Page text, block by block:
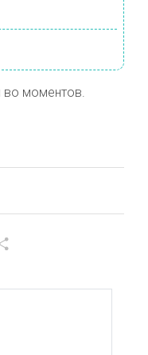
во моментов.